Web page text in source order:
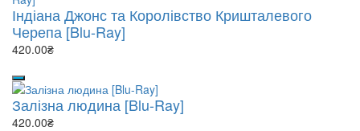
Індіана Джонс та Королівство Кришталевого
Черепа [Blu-Ray]
420.00₴
Залізна людина [Blu-Ray]
420.00₴